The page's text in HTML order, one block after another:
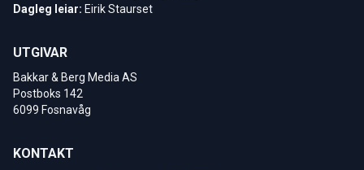
Dagleg leiar: Eirik Staurset
UTGIVAR
Bakkar & Berg Media AS
Postboks 142
6099 Fosnavåg
KONTAKT